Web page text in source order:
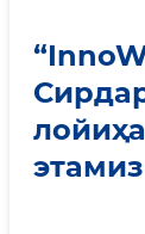
этамиз